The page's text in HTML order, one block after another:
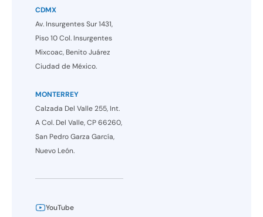
CDMX
Av. Insurgentes Sur 1431,
Piso 10 Col. Insurgentes
Mixcoac, Benito Juárez
Ciudad de México.
MONTERREY
Calzada Del Valle 255, Int.
A Col. Del Valle, CP 66260,
San Pedro Garza García,
Nuevo León.
YouTube